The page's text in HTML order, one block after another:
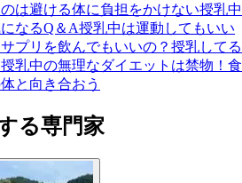
は避ける体に負担をかけない授乳中
なるQ＆A授乳中は運動してもいい
プリを飲んでもいいの？ 授乳してる
授乳中の無理なダイエットは禁物！食
と向き合おう
る専門家